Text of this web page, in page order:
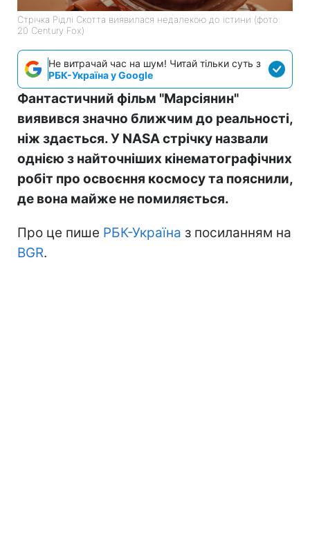
Стрічка Рідлі Скотта виявилася недалекою до істини (фото:
20 Century Fox)
Не витрачай час на шум! Читай тільки суть з
РБК-Україна у Google
Фантастичний фільм "Марсіянин"
виявився значно ближчим до реальності,
ніж здається. У NASA стрічку назвали
однією з найточніших кінематографічних
робіт про освоєння космосу та пояснили,
де вона майже не помиляється.
Про це пише РБК-Україна з посиланням на
BGR.